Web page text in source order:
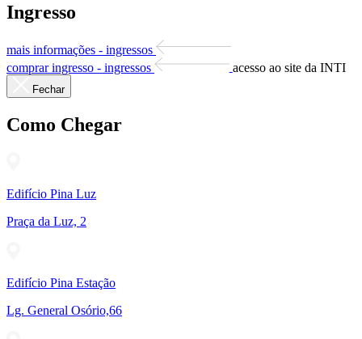
Ingresso
mais informações - ingressos
comprar ingresso - ingressos
acesso ao site da INTI
Fechar
Como Chegar
Edifício Pina Luz
Praça da Luz, 2
Edifício Pina Estação
Lg. General Osório,66